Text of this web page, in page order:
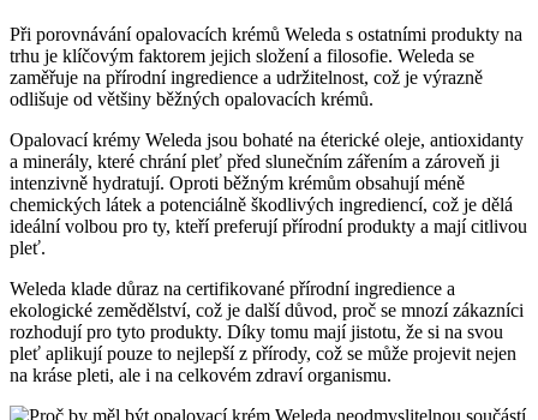
Při porovnávání opalovacích krémů Weleda s ostatními produkty na
trhu je klíčovým faktorem jejich složení a filosofie. Weleda se
zaměřuje na přírodní ingredience a udržitelnost, což je výrazně
odlišuje od většiny běžných opalovacích krémů.
Opalovací krémy Weleda jsou bohaté na éterické oleje, antioxidanty
a minerály, které chrání pleť před slunečním zářením a zároveň ji
intenzivně hydratují. Oproti běžným krémům obsahují méně
chemických látek a potenciálně škodlivých ingrediencí, což je dělá
ideální volbou pro ty, kteří preferují přírodní produkty a mají citlivou
pleť.
Weleda klade důraz na certifikované přírodní ingredience a
ekologické zemědělství, což je další důvod, proč se mnozí zákazníci
rozhodují pro tyto produkty. Díky tomu mají jistotu, že si na svou
pleť aplikují pouze to nejlepší z přírody, což se může projevit nejen
na kráse pleti, ale i na celkovém zdraví organismu.